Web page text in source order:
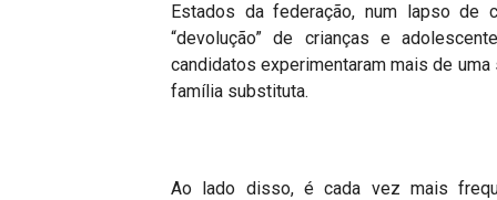
Estados da federação, num lapso de
“devolução” de crianças e
candidatos experimentaram mais de
família substituta.
Ao lado disso, é cada vez mais